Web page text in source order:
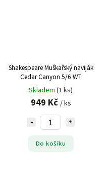
Shakespeare Muškařský naviják
Cedar Canyon 5/6 WT
Skladem (1 ks)
949 Kč / ks
Do košíku